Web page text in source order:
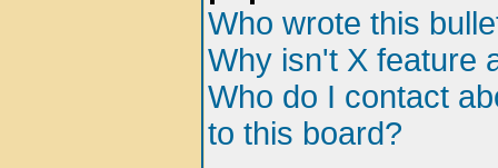
Who wrote this
Why isn't X feature
Who do I contact
to this board?